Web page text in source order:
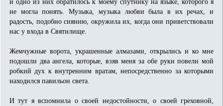
не могла понять. Музыка, музыка любви была в их речах, и
радость, подобно сиянию, окружила их, когда они приветствовали
нас у входа в Святилище.
Жемчужные ворота, украшенные алмазами, открылись и ко мне
подошли два ангела, которые, взяв меня за обе руки повели мой
робкий дух к внутренним вратам, непосредственно за которыми
находился павильон света.
И тут я вспомнила о своей недостойности, о своей греховной,